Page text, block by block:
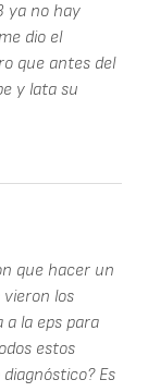
ya no hay
dio el
que antes del
y lata su
que hacer un
vieron los
a la eps para
estos
Es